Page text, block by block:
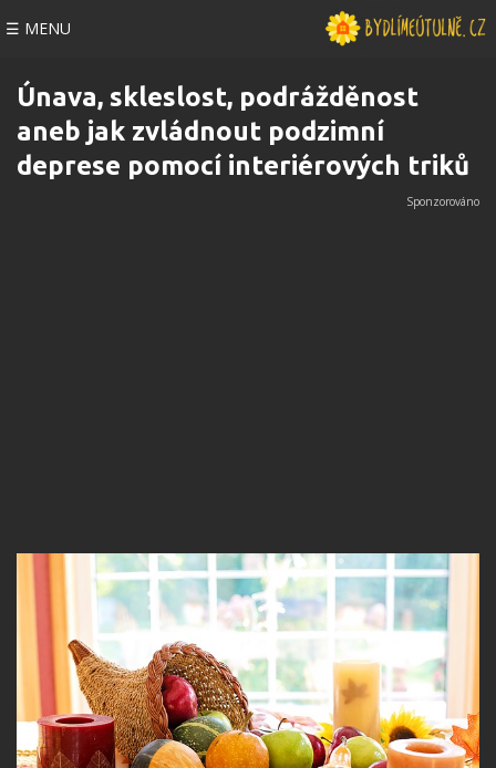
☰ MENU
Únava, skleslost, podrážděnost
aneb jak zvládnout podzimní
deprese pomocí interiérových triků